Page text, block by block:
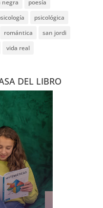
firmas
intriga
narrativa
noticia
psicológica
vida real
DEL LIBRO